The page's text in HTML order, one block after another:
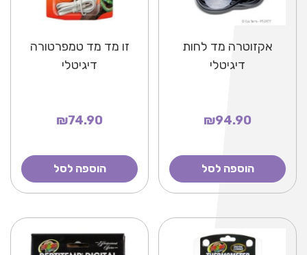
אקזוטרה מד לחות
דיגיטלי
₪94.90
הוספה לסל
זו מד מד טמפרטורה
דיגיטלי
₪74.90
הוספה לסל